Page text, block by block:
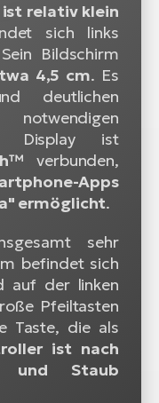
ist relativ klein
sich links
Bildschirm
4,5 cm. Es
deutlichen
Display ist
verbunden,
Apps
ermöglicht.
sehr
befindet sich
auf der linken
Pfeiltasten
Taste, die als
ist nach
und Staub